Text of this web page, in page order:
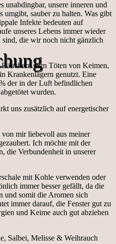
unabdingbar, unsere inneren und
umgibt, sauber zu halten. Was gibt
Infekte bedeuten auf
unseres Lebens immer wieder
die wir noch nicht gänzlich
zum Töten von Keimen,
Krankenlagern genutzt. Eine
der in der Luft befindlichen
wurden.
uns zusätzlich auf energetischer
von mir liebevoll aus meiner
Ich möchte mit der
die Verbundenheit in unserer
mit Kohle verwenden oder
immer besser gefällt, da die
und somit die Aromen sich
immer darauf, die Fenster gut zu
und Keime auch gut abziehen
Salbei, Melisse & Weihrauch